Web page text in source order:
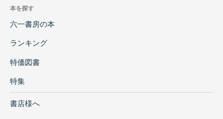
本を探す
六一書房の本
ランキング
特価図書
特集
書店様へ